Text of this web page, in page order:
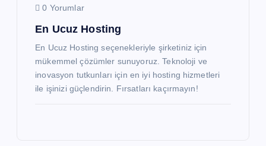
0 Yorumlar
En Ucuz Hosting
En Ucuz Hosting seçenekleriyle şirketiniz için
mükemmel çözümler sunuyoruz. Teknoloji ve
inovasyon tutkunları için en iyi hosting hizmetleri
ile işinizi güçlendirin. Fırsatları kaçırmayın!